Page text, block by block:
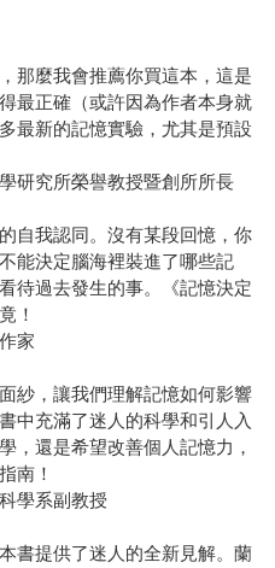
那麼我會推薦你買這本，這是
最正確（或許因為作者本身就
最新的記憶實驗，尤其是預設
研究所榮譽教授暨創所所長
自我認同。沒有某段回憶，你
能決定腦海裡裝進了哪些記
待過去發生的事。《記憶決定
！
家
紗，讓我們理解記憶如何影響
中充滿了迷人的科學和引人入
，還是希望改善個人記憶力，
南！
學系副教授
書提供了迷人的全新見解。蘭